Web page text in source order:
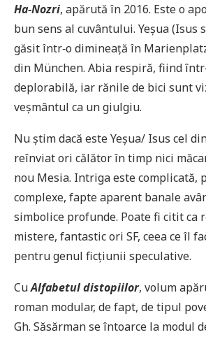
Ha‑Nozri, apărută în 2016. Este o
bun sens al cuvântului. Yeşua (Isus
găsit într‑o dimineaţă în
din München. Abia respiră, fiind
deplorabilă, iar rănile de bici sunt
veşmântul ca un giulgiu.
Nu ştim dacă este Yeşua/ Isus cel
reînviat ori călător în timp nici
nou Mesia. Intriga este complicată,
complexe, fapte aparent banale
simbolice profunde. Poate fi citit ca
mistere, fantastic ori SF, ceea ce îl
pentru genul ficţiunii speculative.
CuAlfabetul distopiilor, volum
roman modular, de fapt, de tipul
Gh. Săsărman se întoarce la modul